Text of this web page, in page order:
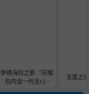
伊德海拉之影“压缩
包内含一代无r18
玉莲之